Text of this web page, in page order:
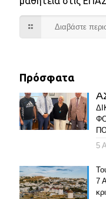
Διαβάστε
Πρόσφατα
5
7